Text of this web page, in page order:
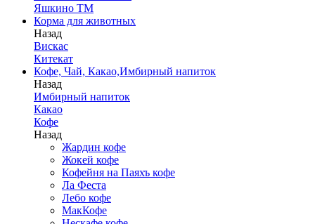
Яшкино ТМ
Корма для животных
Назад
Вискас
Китекат
Кофе, Чай, Какао,Имбирный напиток
Назад
Имбирный напиток
Какао
Кофе
Назад
Жардин кофе
Жокей кофе
Кофейня на Паяхъ кофе
Ла Феста
Лебо кофе
МакКофе